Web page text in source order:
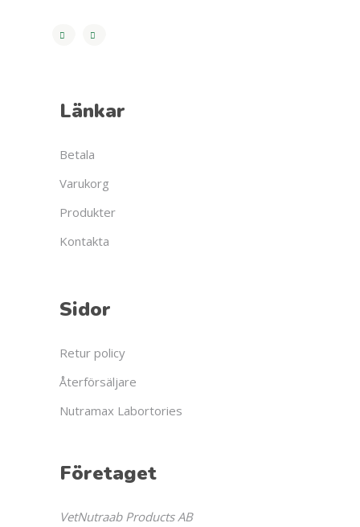
Länkar
Betala
Varukorg
Produkter
Kontakta
Sidor
Retur policy
Återförsäljare
Nutramax Labortories
Företaget
VetNutraab Products AB